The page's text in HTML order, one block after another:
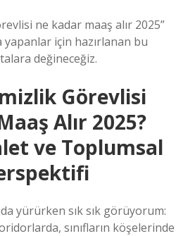
ne kadar maaş alır 2025”
yapanlar için hazırlanan bu
değineceğiz.
Görevlisi
Alır 2025?
ve Toplumsal
yürürken sık sık görüyorum:
sınıfların köşelerinde